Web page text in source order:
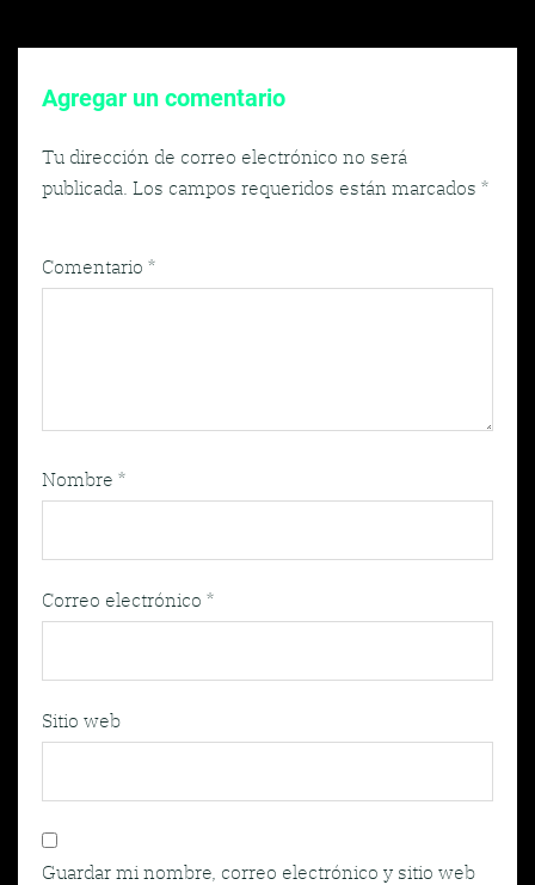
Agregar un comentario
Tu dirección de correo electrónico no será
publicada. Los campos requeridos están marcados *
Comentario *
Nombre *
Correo electrónico *
Sitio web
Guardar mi nombre, correo electrónico y sitio web